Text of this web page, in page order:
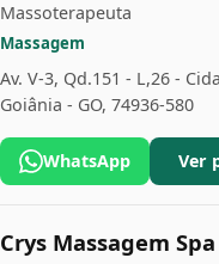
Massoterapeuta
Massagem
Av. V-3, Qd.151 - L,26 -
Goiânia - GO, 74936-580
WhatsApp Ver
Crys Massagem Spa